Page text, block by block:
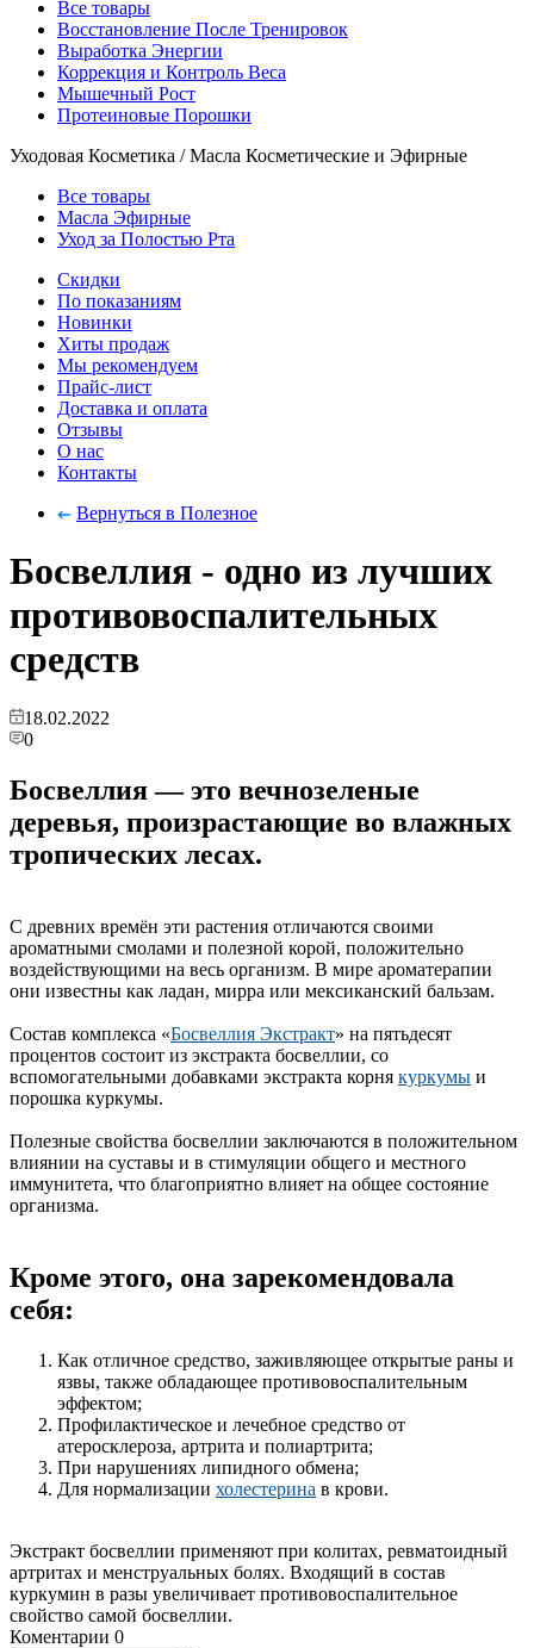
Все товары
Восстановление После Тренировок
Выработка Энергии
Коррекция и Контроль Веса
Мышечный Рост
Протеиновые Порошки
Уходовая Косметика / Масла Косметические и Эфирные
Все товары
Масла Эфирные
Уход за Полостью Рта
Скидки
По показаниям
Новинки
Хиты продаж
Мы рекомендуем
Прайс-лист
Доставка и оплата
Отзывы
О нас
Контакты
Вернуться в Полезное
Босвеллия - одно из лучших
противовоспалительных
средств
18.02.2022
0
Босвеллия — это вечнозеленые
деревья, произрастающие во влажных
тропических лесах.
С древних времён эти растения отличаются своими
ароматными смолами и полезной корой, положительно
воздействующими на весь организм. В мире ароматерапии
они известны как ладан, мирра или мексиканский бальзам.
Состав комплекса «Босвеллия Экстракт» на пятьдесят
процентов состоит из экстракта босвеллии, со
вспомогательными добавками экстракта корня куркумы и
порошка куркумы.
Полезные свойства босвеллии заключаются в положительном
влиянии на суставы и в стимуляции общего и местного
иммунитета, что благоприятно влияет на общее состояние
организма.
Кроме этого, она зарекомендовала
себя:
Как отличное средство, заживляющее открытые раны и
язвы, также обладающее противовоспалительным
эффектом;
Профилактическое и лечебное средство от
атеросклероза, артрита и полиартрита;
При нарушениях липидного обмена;
Для нормализации холестерина в крови.
Экстракт босвеллии применяют при колитах, ревматоидный
артритах и менструальных болях. Входящий в состав
куркумин в разы увеличивает противовоспалительное
свойство самой босвеллии.
Коментарии 0